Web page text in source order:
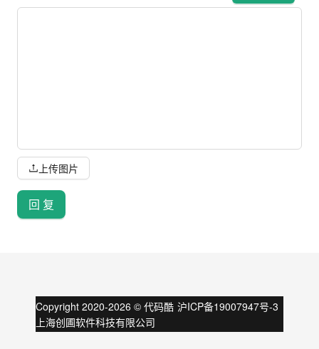
上传图片
回 复
Copyright 2020-2026 © 代码酷 沪ICP备19007947号-3
上海创圃软件科技有限公司